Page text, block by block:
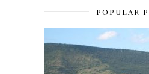
POPULAR